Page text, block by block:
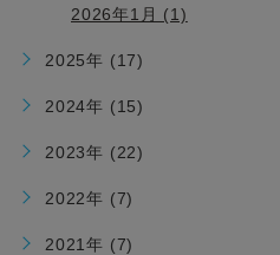
2026年1月 (1)
2025年 (17)
2024年 (15)
2023年 (22)
2022年 (7)
2021年 (7)